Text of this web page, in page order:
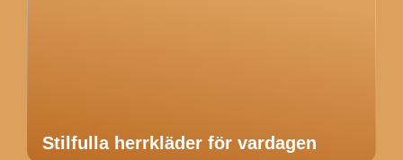
Stilfulla herrkläder för vardagen